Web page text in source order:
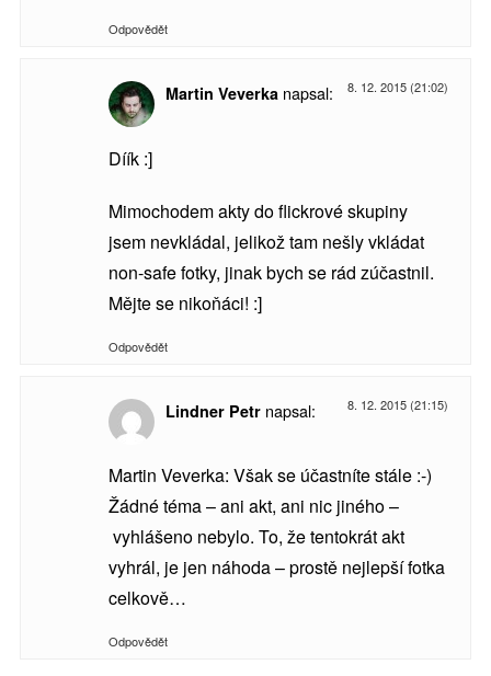
Odpovědět
Martin Veverka napsal: 8. 12. 2015 (21:02)
Díík :]
Mimochodem akty do flickrové skupiny
jsem nevkládal, jelikož tam nešly vkládat
non-safe fotky, jinak bych se rád zúčastnil.
Mějte se nikoňáci! :]
Odpovědět
Lindner Petr napsal: 8. 12. 2015 (21:15)
Martin Veverka: Však se účastníte stále :-)
Žádné téma – ani akt, ani nic jiného –
vyhlášeno nebylo. To, že tentokrát akt
vyhrál, je jen náhoda – prostě nejlepší fotka
celkově…
Odpovědět